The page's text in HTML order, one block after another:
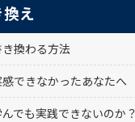
え
換わる方法
できなかったあなたへ
でも実践できないのか？